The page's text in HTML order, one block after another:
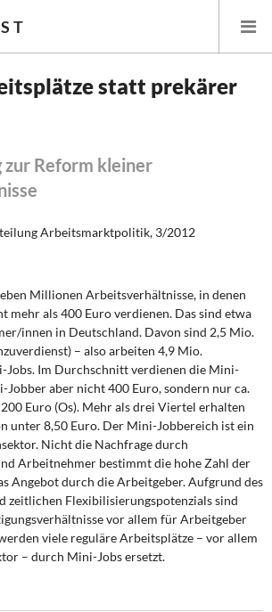
und Daseinsvorsorge
Moderne
statt prekärer
zur Reform kleiner
Arbeitsmarktpolitik, 3/2012
Millionen Arbeitsverhältnisse, in denen
mehr als 400 Euro verdienen. Das sind etwa
innen in Deutschland. Davon sind 2,5 Mio.
– also arbeiten 4,9 Mio.
Jobs. Im Durchschnitt verdienen die Mini-
Jobber aber nicht 400 Euro, sondern nur ca.
Euro (Os). Mehr als drei Viertel erhalten
unter 8,50 Euro. Der Mini-Jobbereich ist ein
Nicht die Nachfrage durch
Arbeitnehmer bestimmt die hohe Zahl der
Angebot durch die Arbeitgeber. Aufgrund des
zeitlichen Flexibilisierungspotenzials sind
vor allem für Arbeitgeber
viele reguläre Arbeitsplätze – vor allem
– durch Mini-Jobs ersetzt.